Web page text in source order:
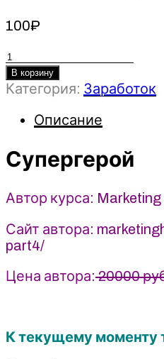
100₽
Количество
товара
Супергерой
Marketing
В корзину
Категория: Заработок
Описание
Супергерой
Автор курса:
Сайт автора:
part4/
Цена автора:20000
К текущему моменту